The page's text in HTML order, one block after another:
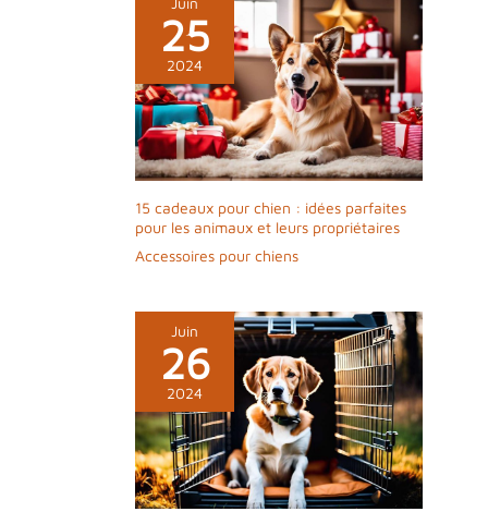
25
2024
15 cadeaux pour chien : idées parfaites
pour les animaux et leurs propriétaires
Accessoires pour chiens
Juin
26
2024